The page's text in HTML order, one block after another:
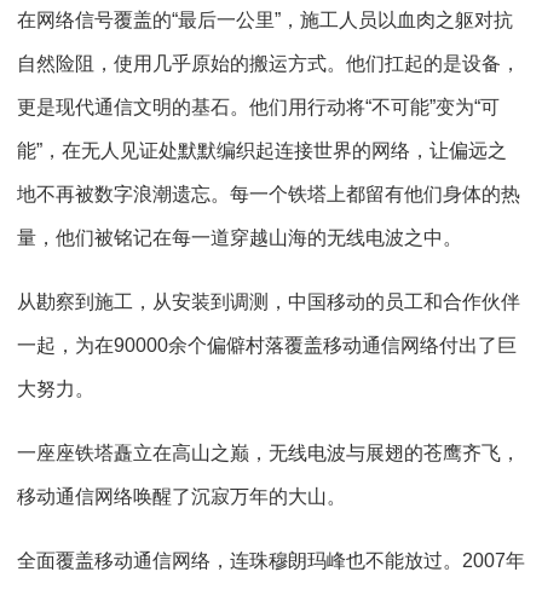
在网络信号覆盖的“最后一公里”，施工人员以血肉之躯对抗
自然险阻，使用几乎原始的搬运方式。他们扛起的是设备，
更是现代通信文明的基石。他们用行动将“不可能”变为“可
能”，在无人见证处默默编织起连接世界的网络，让偏远之
地不再被数字浪潮遗忘。每一个铁塔上都留有他们身体的热
量，他们被铭记在每一道穿越山海的无线电波之中。
从勘察到施工，从安装到调测，中国移动的员工和合作伙伴
一起，为在90000余个偏僻村落覆盖移动通信网络付出了巨
大努力。
一座座铁塔矗立在高山之巅，无线电波与展翅的苍鹰齐飞，
移动通信网络唤醒了沉寂万年的大山。
全面覆盖移动通信网络，连珠穆朗玛峰也不能放过。2007年